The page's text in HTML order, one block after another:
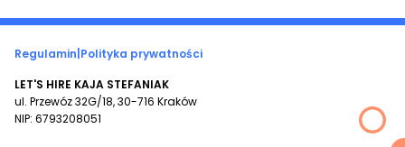
Regulamin Polityka prywatności
LET'S HIRE KAJA STEFANIAK
ul. Przewóz 32G/18, 30-716 Kraków
NIP: 6793208051